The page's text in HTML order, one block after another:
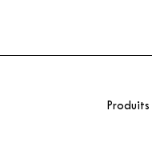
Produits